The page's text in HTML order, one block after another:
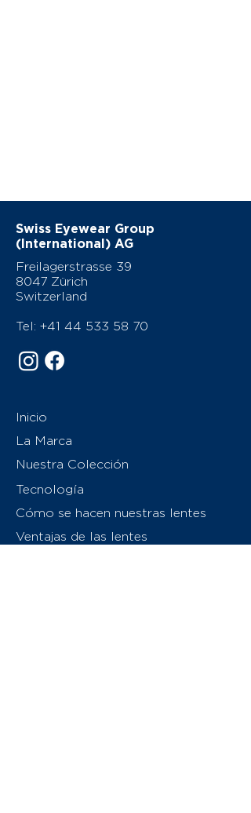
Swiss Eyewear Group
(International) AG
Freilagerstrasse 39
8047 Zürich
Switzerland
Tel: +41 44 533 58 70
Inicio
La Marca
Nuestra Colección
Tecnología
Cómo se hacen nuestras lentes
Ventajas de las lentes